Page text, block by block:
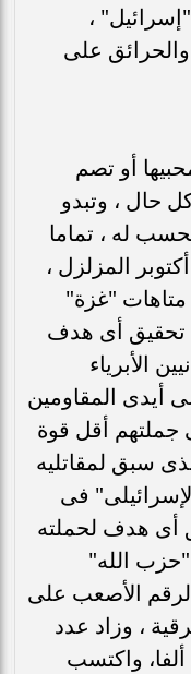
،
على
أو تصم
حال ، وتبدو
له ، تماما
المزلزل ،
متاهات "غزة"
تحقيق أى هدف
الأبرياء
أيدى المقاومين
أقل قوة
سبق لمقاتليه
فى
أى هدف لحملته
"حزب الله"
2006، وصار الرقم الأصعب على
، وزاد عدد
واكتسب